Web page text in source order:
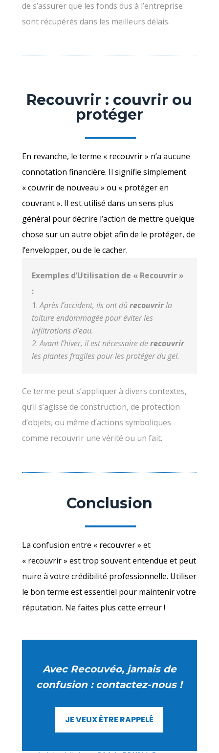
de s’assurer que les fonds dus à l’entreprise
sont récupérés dans les meilleurs délais.
Recouvrir : couvrir ou
protéger
En revanche, le terme « recouvrir » n’a aucune
connotation financière. Il signifie simplement
« couvrir de nouveau » ou « protéger en
couvrant ». Il est utilisé dans un sens plus
général pour décrire l’action de mettre quelque
chose sur un autre objet afin de le protéger, de
l’envelopper, ou de le cacher.
Exemples d’Utilisation de « Recouvrir »
:
Après l’accident, ils ont dûrecouvrirla
toiture endommagée pour éviter les
infiltrations d’eau.
Avant l’hiver, il est nécessaire derecouvrir
les plantes fragiles pour les protéger du gel.
Ce terme peut s’appliquer à divers contextes,
qu’il s’agisse de construction, de protection
d’objets, ou même d’actions symboliques
comme recouvrir une vérité ou un fait.
Conclusion
La confusion entre « recouvrer » et
« recouvrir » est trop souvent entendue et peut
nuire à votre crédibilité professionnelle. Utiliser
le bon terme est essentiel pour maintenir votre
réputation. Ne faites plus cette erreur !
Avec Recouvéo, jamais de
confusion : contactez-nous !
JE VEUX ÊTRE RAPPELÉ